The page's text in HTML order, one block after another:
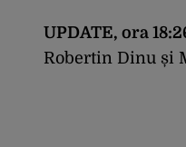
UPDATE, ora
Robertin Dinu și